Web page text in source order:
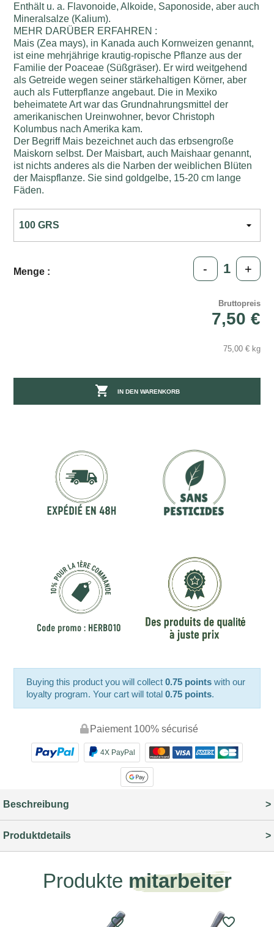
Enthält u. a. Flavonoide, Alkoide, Saponoside, aber auch
Mineralsalze (Kalium).
MEHR DARÜBER ERFAHREN :
Mais (Zea mays), in Kanada auch Kornweizen genannt,
ist eine mehrjährige krautig-ropische Pflanze aus der
Familie der Poaceae (Süßgräser). Er wird weitgehend
als Getreide wegen seiner stärkehaltigen Körner, aber
auch als Futterpflanze angebaut. Die in Mexiko
beheimatete Art war das Grundnahrungsmittel der
amerikanischen Ureinwohner, bevor Christoph
Kolumbus nach Amerika kam.
Der Begriff Mais bezeichnet auch das erbsengroße
Maiskorn selbst. Der Maisbart, auch Maishaar genannt,
ist nichts anderes als die Narben der weiblichen Blüten
der Maispflanze. Sie sind goldgelbe, 15-20 cm lange
Fäden.
Menge : - +
Bruttopreis
7,50 €
75,00 € kg
 IN DEN WARENKORB
Buying this product you will collect0.75 points with our
loyalty program. Your cart will total0.75 points.
Paiement 100% sécurisé
4X PayPal
Beschreibung
Produktdetails
Produkte mitarbeiter
favorite_border favorite_border